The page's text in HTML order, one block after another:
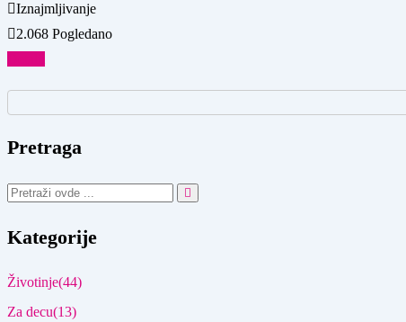
Iznajmljivanje
2.068 Pogledano
Pretraga
Kategorije
Životinje(44)
Za decu(13)